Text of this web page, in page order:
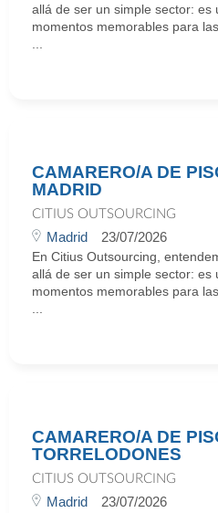
allá de ser un simple sector:
momentos memorables para
CAMARERO/A DE
MADRID
CITIUS OUTSOURCING
Madrid 23/07/2026
En Citius Outsourcing,
allá de ser un simple sector:
momentos memorables para
CAMARERO/A DE
TORRELODONES
CITIUS OUTSOURCING
Madrid 23/07/2026